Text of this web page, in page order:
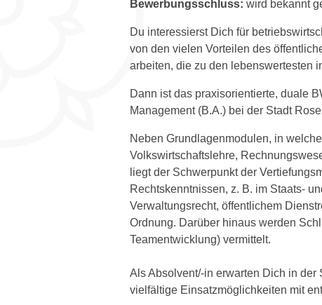
Bewerbungsschluss: wird bekannt
Du interessierst Dich für
von den vielen Vorteilen des
arbeiten, die zu den lebenswertesten
Dann ist das praxisorientierte, duale
Management (B.A.) bei der Stadt
Neben Grundlagenmodulen, in
Volkswirtschaftslehre,
liegt der Schwerpunkt der
Rechtskenntnissen, z. B. im Staats-
Verwaltungsrecht, öffentlichem
Ordnung. Darüber hinaus werden
Teamentwicklung) vermittelt.
Als Absolvent/-in erwarten Dich in
vielfältige Einsatzmöglichkeiten mit